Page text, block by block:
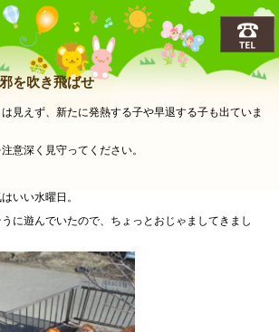
上田名(うえだな)幼稚園
を吹き飛ばせ
見えず、新たに発熱する子や早退する子も出ていま
意深く見守ってください。
いい水曜日。
に遊んでいたので、ちょっとおじゃましてきまし